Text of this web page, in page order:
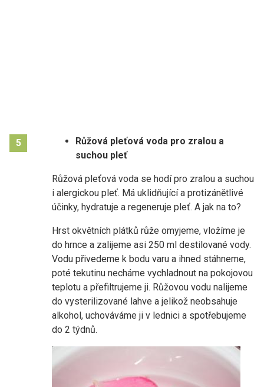
5
Růžová pleťová voda pro zralou a
suchou pleť
Růžová pleťová voda se hodí pro zralou a suchou
i alergickou pleť. Má uklidňující a protizánětlivé
účinky, hydratuje a regeneruje pleť. A jak na to?
Hrst okvětních plátků růže omyjeme, vložíme je
do hrnce a zalijeme asi 250 ml destilované vody.
Vodu přivedeme k bodu varu a ihned stáhneme,
poté tekutinu necháme vychladnout na pokojovou
teplotu a přefiltrujeme ji. Růžovou vodu nalijeme
do vysterilizované lahve a jelikož neobsahuje
alkohol, uchováváme ji v lednici a spotřebujeme
do 2 týdnů.